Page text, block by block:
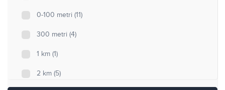
0-100 metri (11)
300 metri (4)
1 km (1)
2 km (5)